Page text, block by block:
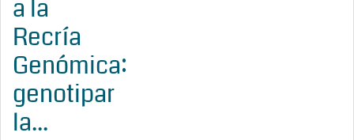
a la
Recría
Genómica:
genotipar
la...